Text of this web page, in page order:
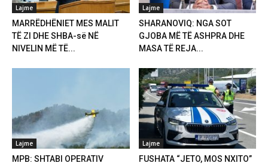
Lajme
MARRËDHËNIET MES MALIT
TË ZI DHE SHBA-së NË
NIVELIN MË TË...
Lajme
SHARANOVIQ: NGA SOT
GJOBA MË TË ASHPRA DHE
MASA TË REJA...
Lajme
MPB: SHTABI OPERATIV
Lajme
FUSHATA “JETO, MOS NXITO”